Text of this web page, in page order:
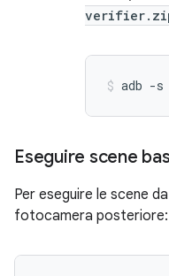
Eseguire scene
Per eseguire le scene
fotocamera posteriore: